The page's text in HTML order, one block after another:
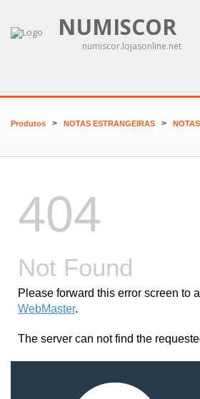
NUMISCOR
numiscor.lojasonline.net
Produtos > NOTAS ESTRANGEIRAS >